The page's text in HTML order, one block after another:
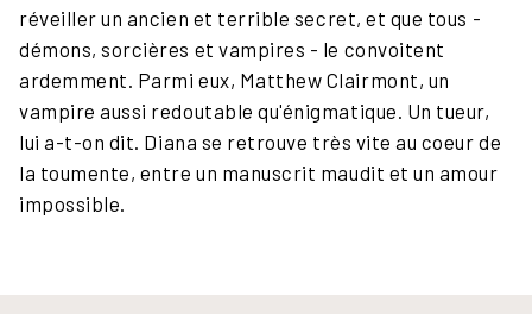
réveiller un ancien et terrible secret, et que tous -
démons, sorcières et vampires - le convoitent
ardemment. Parmi eux, Matthew Clairmont, un
vampire aussi redoutable qu'énigmatique. Un tueur,
lui a-t-on dit. Diana se retrouve très vite au coeur de
la toumente, entre un manuscrit maudit et un amour
impossible.